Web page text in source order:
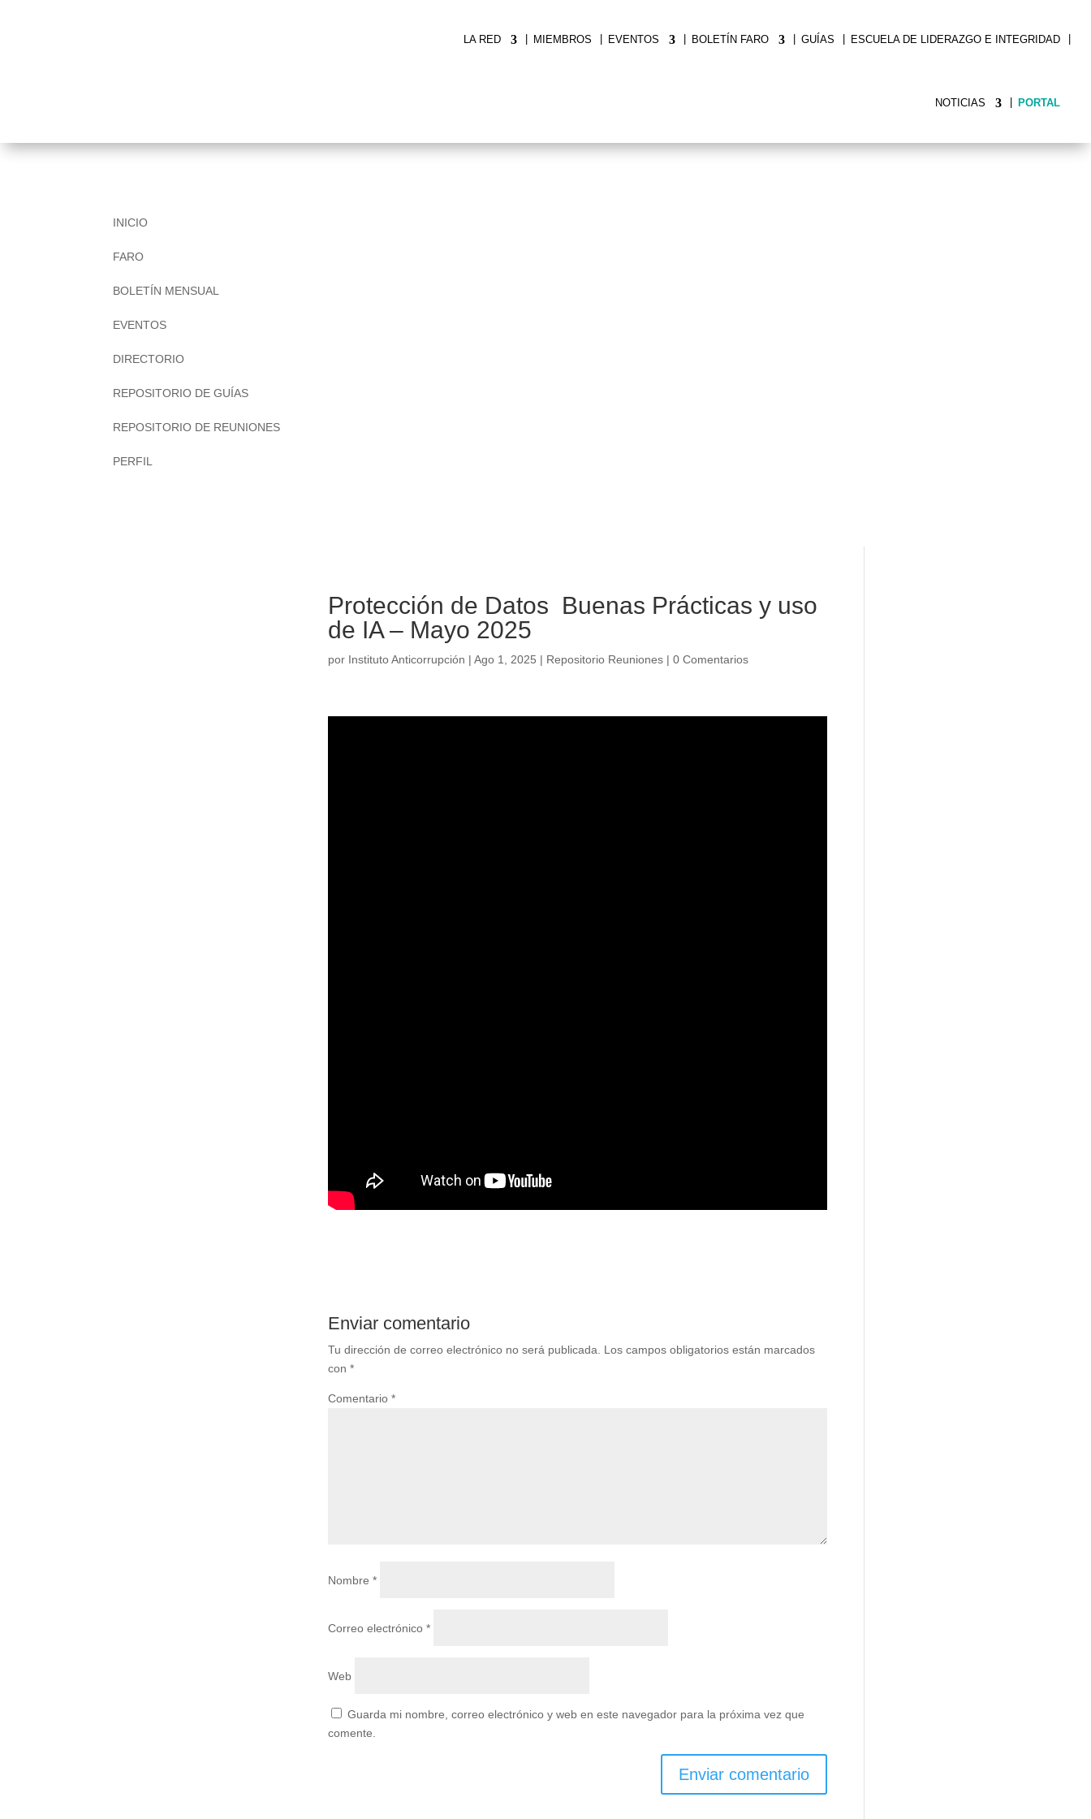
LA RED MIEMBROS EVENTOS BOLETÍN FARO GUÍAS ESCUELA DE LIDERAZGO E INTEGRIDAD
NOTICIAS PORTAL
INICIO
FARO
BOLETÍN MENSUAL
EVENTOS
DIRECTORIO
REPOSITORIO DE GUÍAS
REPOSITORIO DE REUNIONES
PERFIL
Protección de Datos Buenas Prácticas y uso
de IA – Mayo 2025
por Instituto Anticorrupción |Ago 1, 2025 | Repositorio Reuniones |0 Comentarios
Enviar comentario
Tu dirección de correo electrónico no será publicada.
Los campos obligatorios están marcados
con*
Comentario*
Nombre*
Correo electrónico*
Web
Guarda mi nombre, correo electrónico y web en este navegador para la próxima vez que
comente.